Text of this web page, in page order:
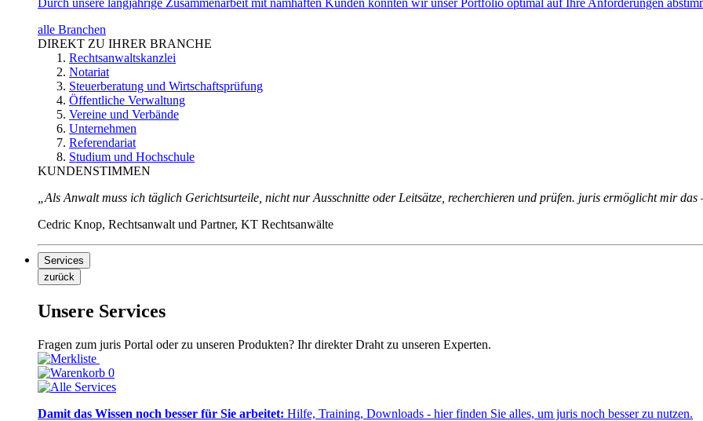
Durch unsere langjährige Zusammenarbeit mit namhaften Kunden konnten wir unser Portfolio optimal auf Ihre Anforderungen
alle Branchen
DIREKT ZU IHRER BRANCHE
Rechtsanwaltskanzlei
Notariat
Steuerberatung und Wirtschaftsprüfung
Öffentliche Verwaltung
Vereine und Verbände
Unternehmen
Referendariat
Studium und Hochschule
KUNDENSTIMMEN
„Als Anwalt muss ich täglich Gerichtsurteile, nicht nur Ausschnitte oder Leitsätze, recherchieren und prüfen. juris ermöglicht mir
Cedric Knop, Rechtsanwalt und Partner, KT Rechtsanwälte
Services
zurück
Unsere Services
Fragen zum juris Portal oder zu unseren Produkten? Ihr direkter Draht zu unseren Experten.
0
Damit das Wissen noch besser für Sie arbeitet: Hilfe, Training, Downloads - hier finden Sie alles, um juris noch besser zu nutzen.